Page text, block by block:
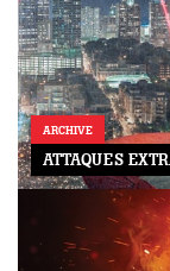
ARCHIVE
ATTAQUES